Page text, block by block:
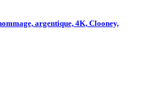
argentique, 4K, Clooney,